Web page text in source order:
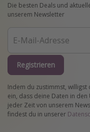
Die besten Deals und
unserem Newsletter
Registrieren
Indem du zustimmst, willigst
ein, dass deine Daten in
jeder Zeit von unserem
findest du in unserer